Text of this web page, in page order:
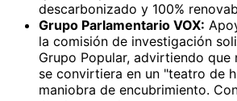
descarbonizado y 100%
Grupo Parlamentario VOX:
la comisión de investigación
Grupo Popular, advirtiendo que
se convirtiera en un "teatro de
maniobra de encubrimiento.